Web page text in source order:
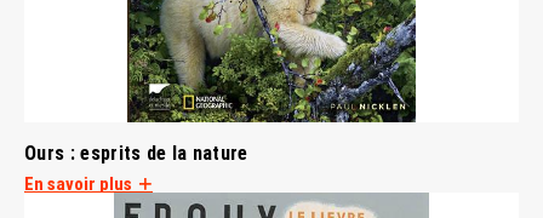
Ours : esprits de la nature
En savoir plus